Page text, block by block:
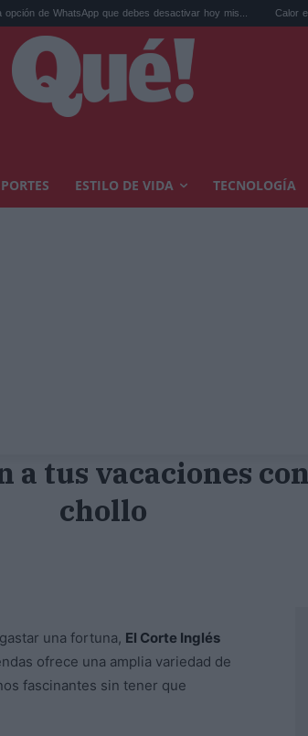
WhatsApp que debes desactivar hoy mis... Calor extremo y
ESTILO DE VIDA TECNOLOGÍA
tus vacaciones
chollo
una fortuna, El Corte Inglés
ofrece una amplia variedad de
fascinantes sin tener que